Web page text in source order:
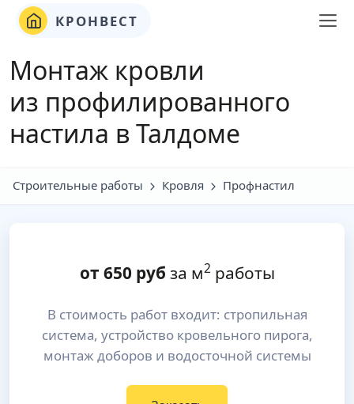
КРОНВЕСТ
Монтаж кровли
из профилированного
настила в Талдоме
Строительные работы Кровля Профнастил
от 650руб за м2работы
В стоимость работ входит: стропильная
система, устройство кровельного пирога,
монтаж доборов и водосточной системы